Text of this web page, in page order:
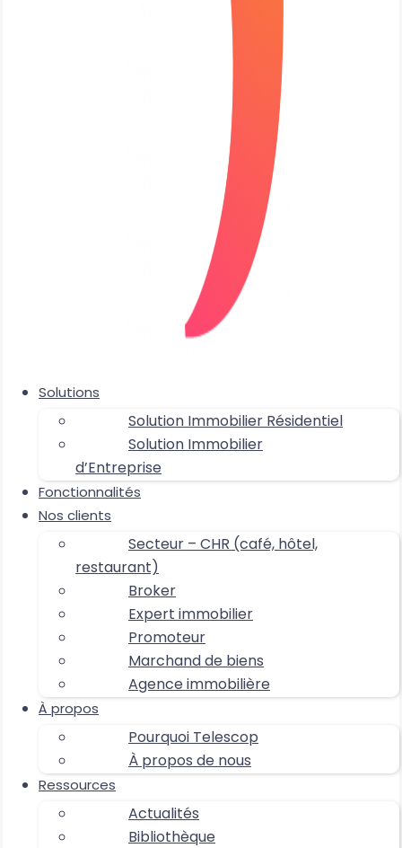
Solutions
Solution Immobilier Résidentiel
Solution Immobilier
d’Entreprise
Fonctionnalités
Nos clients
Secteur – CHR (café, hôtel,
restaurant)
Broker
Expert immobilier
Promoteur
Marchand de biens
Agence immobilière
À propos
Pourquoi Telescop
À propos de nous
Ressources
Actualités
Bibliothèque